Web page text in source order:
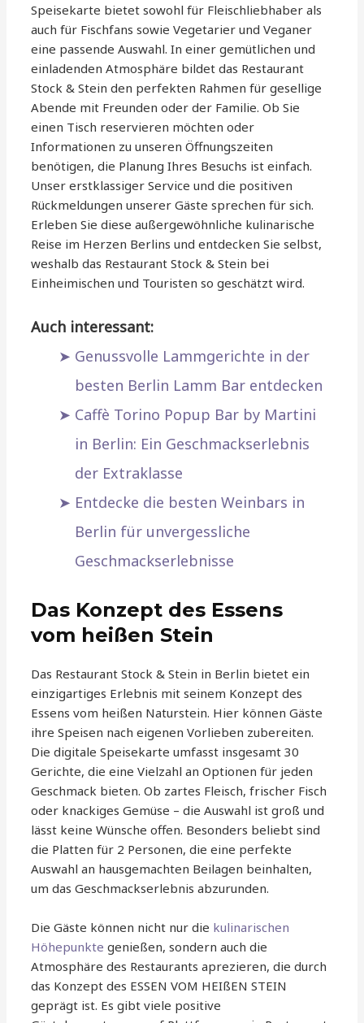
Speisekarte bietet sowohl für Fleischliebhaber als
auch für Fischfans sowie Vegetarier und Veganer
eine passende Auswahl. In einer gemütlichen und
einladenden Atmosphäre bildet das Restaurant
Stock & Stein den perfekten Rahmen für gesellige
Abende mit Freunden oder der Familie. Ob Sie
einen Tisch reservieren möchten oder
Informationen zu unseren Öffnungszeiten
benötigen, die Planung Ihres Besuchs ist einfach.
Unser erstklassiger Service und die positiven
Rückmeldungen unserer Gäste sprechen für sich.
Erleben Sie diese außergewöhnliche kulinarische
Reise im Herzen Berlins und entdecken Sie selbst,
weshalb das Restaurant Stock & Stein bei
Einheimischen und Touristen so geschätzt wird.
Auch interessant:
Genussvolle Lammgerichte in der
besten Berlin Lamm Bar entdecken
Caffè Torino Popup Bar by Martini
in Berlin: Ein Geschmackserlebnis
der Extraklasse
Entdecke die besten Weinbars in
Berlin für unvergessliche
Geschmackserlebnisse
Das Konzept des Essens
vom heißen Stein
Das Restaurant Stock & Stein in Berlin bietet ein
einzigartiges Erlebnis mit seinem Konzept des
Essens vom heißen Naturstein. Hier können Gäste
ihre Speisen nach eigenen Vorlieben zubereiten.
Die digitale Speisekarte umfasst insgesamt 30
Gerichte, die eine Vielzahl an Optionen für jeden
Geschmack bieten. Ob zartes Fleisch, frischer Fisch
oder knackiges Gemüse – die Auswahl ist groß und
lässt keine Wünsche offen. Besonders beliebt sind
die Platten für 2 Personen, die eine perfekte
Auswahl an hausgemachten Beilagen beinhalten,
um das Geschmackserlebnis abzurunden.
Die Gäste können nicht nur die kulinarischen
Höhepunkte genießen, sondern auch die
Atmosphäre des Restaurants aprezieren, die durch
das Konzept des ESSEN VOM HEIßEN STEIN
geprägt ist. Es gibt viele positive